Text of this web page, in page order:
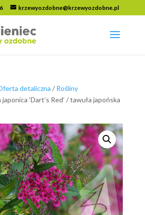
krzewyozdobne@krzewyozdobne.pl
detaliczna / Rośliny
‘Dart’s Red’ / tawuła japońska